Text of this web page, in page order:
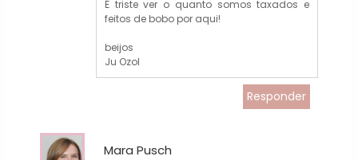
É triste ver o quanto somos taxados e
feitos de bobo por aqui!
beijos
Ju Ozol
Responder
Mara Pusch